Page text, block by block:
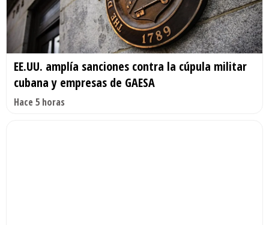
EE.UU. amplía sanciones contra la cúpula militar
cubana y empresas de GAESA
Hace 5 horas